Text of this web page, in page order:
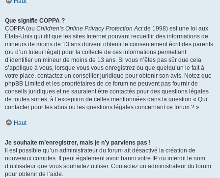
Que signifie COPPA ?
COPPA (ou Children’s Online Privacy Protection Actde 1998) est une loi aux
États-Unis qui dit que les sites Internet pouvant recueillir des informations de
mineurs de moins de 13 ans doivent obtenir le consentement écrit des parents
(ou d’un tuteur légal) pour la collecte de ces informations permettant
d’identifier un mineur de moins de 13 ans. Si vous n’êtes pas sûr que cela
s’applique à vous, lorsque vous vous enregistrez ou que quelqu’un le fait à
votre place, contactez un conseiller juridique pour obtenir son avis. Notez que
phpBB Limited et les propriétaires de ce forum ne peuvent pas fournir de
conseils juridiques et ne sauraient être contactés pour des questions légales
de toutes sortes, à l’exception de celles mentionnées dans la question « Qui
contacter pour les abus ou les questions légales concernant ce forum ? ».
Haut
Je souhaite m’enregistrer, mais je n’y parviens pas !
Il est possible qu’un administrateur du forum ait désactivé la création de
nouveaux comptes. Il peut également avoir banni votre IP ou interdit le nom
d’utilisateur que vous souhaitez utiliser. Contactez un administrateur du forum
pour obtenir de l’aide.